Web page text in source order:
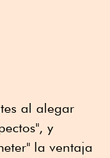
al alegar
y
la ventaja